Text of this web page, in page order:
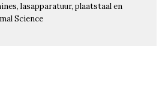
lasapparatuur, plaatstaal en
Science